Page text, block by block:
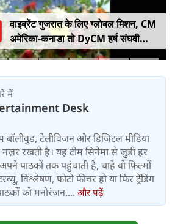
वाइब्रेंट गुजरात के लिए ग्लोबल मिशन, CM
अमेरिका-कनाडा तो DyCM हर्ष संघवी
संभालेंगे जापान-यूरोप का मोर्चा
में
Desk
बॉलीवुड, टेलीविजन और डिजिटल मीडिया
नज़र रखती है। यह टीम सिनेमा से जुड़ी हर
पाठकों तक पहुंचाती है, चाहे वो फिल्मों
विश्लेषण, फोटो फीचर हो या फिर ट्रेंडिंग
को मनोरंजन.... और पढ़ें